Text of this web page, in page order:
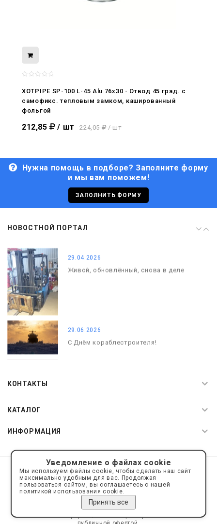
XOTPIPE SP-100 L-45 Alu 76x30 - Отвод 45 град. c
самофикс. тепловым замком, кашированный
фольгой
212,85 / шт 224,05 / шт
Нужна помощь в подборе? Заполните форму
и мы вам поможем!
ЗАПОЛНИТЬ ФОРМУ
НОВОСТНОЙ ПОРТАЛ
нами
29.06.2026
С Днём кораблестроителя!
С Днём Победы. Память, которая с
29.04.2026
Живой, обновлённый, снова в деле
29.06.2026
С Днём кораблестроителя!
КОНТАКТЫ
КАТАЛОГ
ИНФОРМАЦИЯ
© 2019—2026 Интернет пространство АкваРос
sale@a-ros.ru
Политика конфиденциальности
Политика обработки персональных данных
Сайт носит информационный характер и не является
Уведомление о файлах cookie
Мы используем файлы cookie, чтобы сделать наш сайт
максимально удобным для вас. Продолжая
пользоваться сайтом, вы соглашаетесь с нашей
политикой использования cookie.
Принять все